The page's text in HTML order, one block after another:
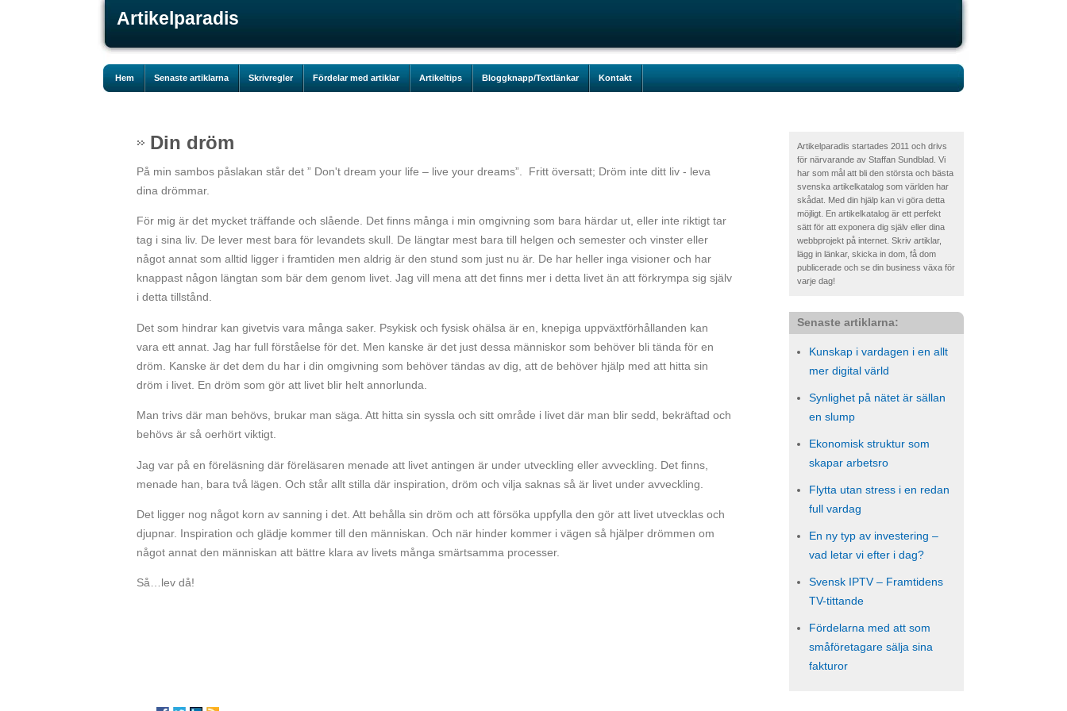
Artikelparadis
Hem Senaste artiklarna Skrivregler Fördelar med artiklar Artikeltips Bloggknapp/Textlänkar Kontakt
Artikelparadis startades 2011 och drivs
för närvarande av Staffan Sundblad. Vi
har som mål att bli den största och bästa
svenska artikelkatalog som världen har
skådat. Med din hjälp kan vi göra detta
möjligt. En artikelkatalog är ett perfekt
sätt för att exponera dig själv eller dina
webbprojekt på internet. Skriv artiklar,
lägg in länkar, skicka in dom, få dom
publicerade och se din business växa för
varje dag!
Senaste artiklarna:
Kunskap i vardagen i en allt
mer digital värld
Synlighet på nätet är sällan
en slump
Ekonomisk struktur som
skapar arbetsro
Flytta utan stress i en redan
full vardag
En ny typ av investering –
vad letar vi efter i dag?
Svensk IPTV – Framtidens
TV-tittande
Fördelarna med att som
småföretagare sälja sina
fakturor
Din dröm
På min sambos påslakan står det ” Don't dream your life – live your dreams”. Fritt översatt; Dröm inte ditt liv - leva
dina drömmar.
För mig är det mycket träffande och slående. Det finns många i min omgivning som bara härdar ut, eller inte riktigt tar
tag i sina liv. De lever mest bara för levandets skull. De längtar mest bara till helgen och semester och vinster eller
något annat som alltid ligger i framtiden men aldrig är den stund som just nu är. De har heller inga visioner och har
knappast någon längtan som bär dem genom livet. Jag vill mena att det finns mer i detta livet än att förkrympa sig själv
i detta tillstånd.
Det som hindrar kan givetvis vara många saker. Psykisk och fysisk ohälsa är en, knepiga uppväxtförhållanden kan
vara ett annat. Jag har full förståelse för det. Men kanske är det just dessa människor som behöver bli tända för en
dröm. Kanske är det dem du har i din omgivning som behöver tändas av dig, att de behöver hjälp med att hitta sin
dröm i livet. En dröm som gör att livet blir helt annorlunda.
Man trivs där man behövs, brukar man säga. Att hitta sin syssla och sitt område i livet där man blir sedd, bekräftad och
behövs är så oerhört viktigt.
Jag var på en föreläsning där föreläsaren menade att livet antingen är under utveckling eller avveckling. Det finns,
menade han, bara två lägen. Och står allt stilla där inspiration, dröm och vilja saknas så är livet under avveckling.
Det ligger nog något korn av sanning i det. Att behålla sin dröm och att försöka uppfylla den gör att livet utvecklas och
djupnar. Inspiration och glädje kommer till den människan. Och när hinder kommer i vägen så hjälper drömmen om
något annat den människan att bättre klara av livets många smärtsamma processer.
Så…lev då!